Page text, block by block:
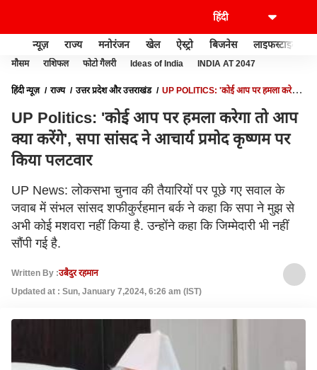
न्यूज़ राज्य मनोरंजन खेल ऐस्ट्रो बिजनेस लाइफस्टाइल
मौसम राशिफल फोटो गैलरी Ideas of India INDIA AT 2047
हिंदी न्यूज़ राज्य उत्तर प्रदेश और उत्तराखंड
UP POLITICS: 'कोई आप पर हमला करेगा
UP Politics: 'कोई आप पर हमला करेगा तो आप
क्या करेंगे', सपा सांसद ने आचार्य प्रमोद कृष्णम पर
किया पलटवार
UP News: लोकसभा चुनाव की तैयारियों पर पूछे गए सवाल के
जवाब में संभल सांसद शफीकुर्रहमान बर्क ने कहा कि सपा ने मुझ से
अभी कोई मशवरा नहीं किया है. उन्होंने कहा कि जिम्मेदारी भी नहीं
सौंपी गई है.
Written By :उबैदुर रहमान
Updated at : Sun, January 7,2024, 6:26 am (IST)